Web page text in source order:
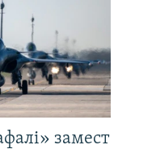
замест